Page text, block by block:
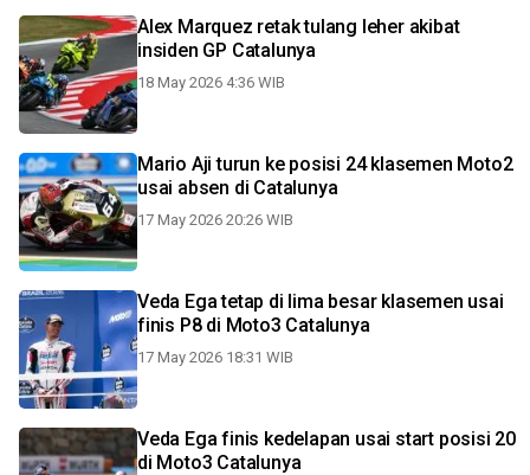
Alex Marquez retak tulang leher akibat
insiden GP Catalunya
18 May 2026 4:36 WIB
Mario Aji turun ke posisi 24 klasemen Moto2
usai absen di Catalunya
17 May 2026 20:26 WIB
Veda Ega tetap di lima besar klasemen usai
finis P8 di Moto3 Catalunya
17 May 2026 18:31 WIB
Veda Ega finis kedelapan usai start posisi 20
di Moto3 Catalunya